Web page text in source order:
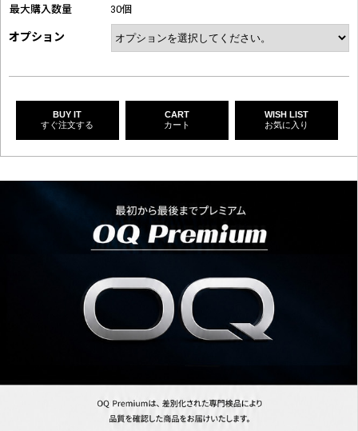
最大購入数量 30個
オプション
BUY IT
すぐ注文する
CART
カート
WISH LIST
お気に入り